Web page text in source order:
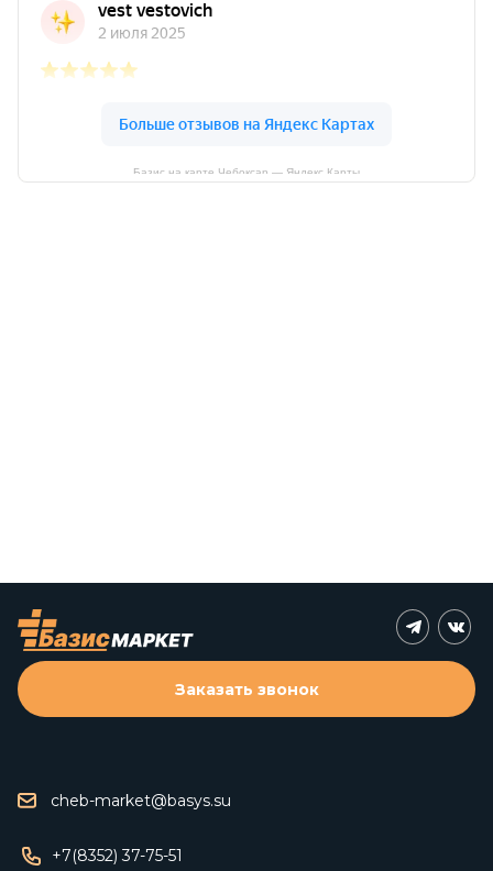
Базис на карте Чебоксар — Яндекс Карты
cheb-market@basys.su
+7(8352) 37-75-51
Заказать звонок